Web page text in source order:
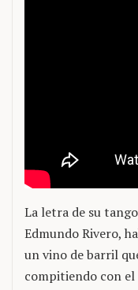
La letra de su
Edmundo Rivero,
un vino de barril
compitiendo con el